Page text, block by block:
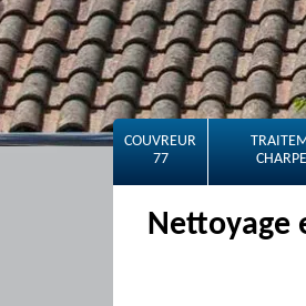
COUVREUR
77
Nettoyage